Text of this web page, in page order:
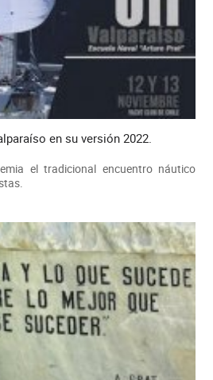
en su versión 2022.
el tradicional encuentro náutico